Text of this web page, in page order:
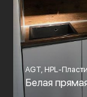
AGT, HPL-
Белая